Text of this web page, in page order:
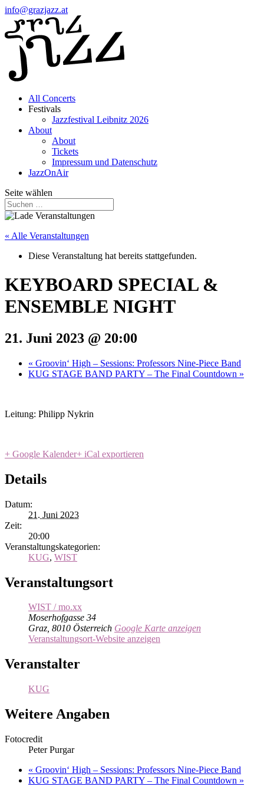
info@grazjazz.at
All Concerts
Festivals
Jazzfestival Leibnitz 2026
About
About
Tickets
Impressum und Datenschutz
JazzOnAir
Seite wählen
« Alle Veranstaltungen
Diese Veranstaltung hat bereits stattgefunden.
KEYBOARD SPECIAL &
ENSEMBLE NIGHT
21. Juni 2023 @ 20:00
« Groovin‘ High – Sessions: Professors Nine-Piece Band
KUG STAGE BAND PARTY – The Final Countdown »
Leitung: Philipp Nykrin
+ Google Kalender+ iCal exportieren
Details
Datum:
21. Juni 2023
Zeit:
20:00
Veranstaltungskategorien:
KUG, WIST
Veranstaltungsort
WIST / mo.xx
Moserhofgasse 34
Graz, 8010 Österreich Google Karte anzeigen
Veranstaltungsort-Website anzeigen
Veranstalter
KUG
Weitere Angaben
Fotocredit
Peter Purgar
« Groovin‘ High – Sessions: Professors Nine-Piece Band
KUG STAGE BAND PARTY – The Final Countdown »